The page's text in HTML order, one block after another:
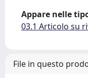
Appare nelle
03.1 Articolo su
File in questo